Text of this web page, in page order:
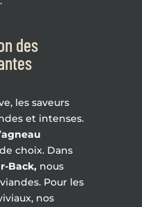
des
les saveurs
et intenses.
agneau
choix. Dans
Back, nous
Pour les
nos